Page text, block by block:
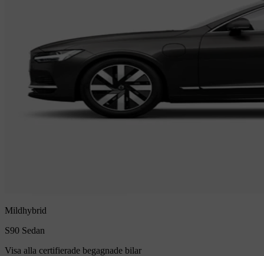
Mildhybrid
S90 Sedan
Visa alla certifierade begagnade bilar